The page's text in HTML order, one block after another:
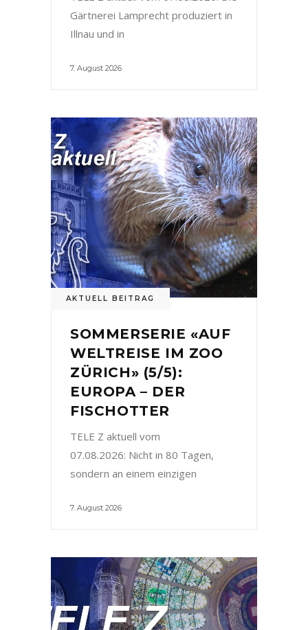
Gärtnerei Lamprecht produziert in
Illnau und in
7. August 2026
AKTUELL BEITRAG
SOMMERSERIE «AUF
WELTREISE IM ZOO
ZÜRICH» (5/5):
EUROPA – DER
FISCHOTTER
TELE Z aktuell vom
07.08.2026: Nicht in 80 Tagen,
sondern an einem einzigen
7. August 2026